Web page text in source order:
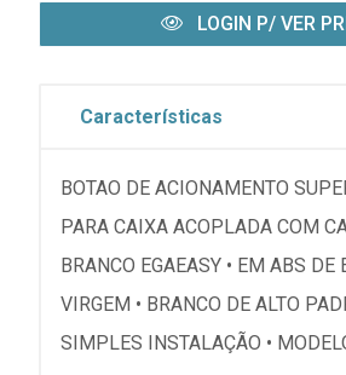
LOGIN P/ VER
Características
BOTAO DE ACIONAMENTO
PARA CAIXA ACOPLADA COM
BRANCO EGAEASY • EM ABS DE
VIRGEM • BRANCO DE ALTO
SIMPLES INSTALAÇÃO •